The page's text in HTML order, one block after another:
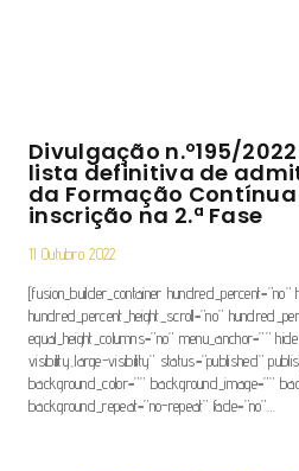
Divulgação n.º195/
lista definitiva de
da Formação
inscrição na 2.ª Fase
11 Outubro 2022
[fusion_builder_container hundred_percent=”no”
hundred_percent_height_scroll=”no”
equal_height_columns=”no” menu_anchor=””
visibility,large-visibility” status=”published”
background_color=”” background_image=””
background_repeat=”no-repeat” fade=”no”…